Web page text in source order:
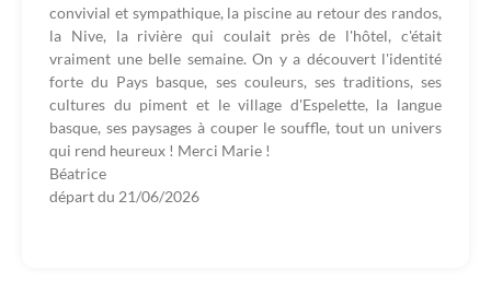
convivial et sympathique, la piscine au retour des randos,
la Nive, la rivière qui coulait près de l'hôtel, c'était
vraiment une belle semaine. On y a découvert l'identité
forte du Pays basque, ses couleurs, ses traditions, ses
cultures du piment et le village d'Espelette, la langue
basque, ses paysages à couper le souffle, tout un univers
qui rend heureux ! Merci Marie !
Béatrice
départ du 21/06/2026